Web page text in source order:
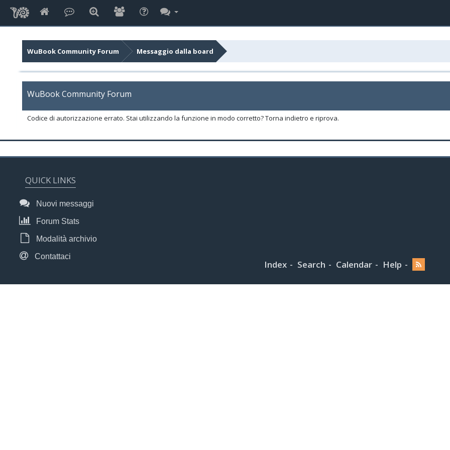
WuBook Community Forum Messaggio dalla board
WuBook Community Forum
Codice di autorizzazione errato. Stai utilizzando la funzione in modo corretto? Torna indietro e riprova.
QUICK LINKS
Nuovi messaggi
Forum Stats
Modalità archivio
Contattaci
Index Search Calendar Help